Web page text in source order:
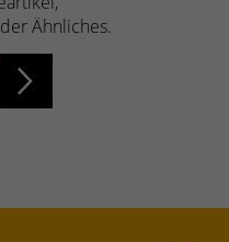
Ähnliches.